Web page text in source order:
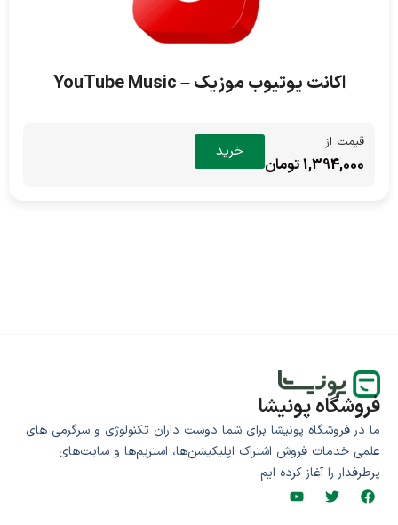
اکانت یوتیوب موزیک – YouTube Music
قیمت از
1,394,000 تومان
خرید
فروشگاه پونیشا
ما در فروشگاه پونیشا برای شما دوست داران تکنولوژی و سرگرمی های
علمی خدمات فروش اشتراک اپلیکیشن‌ها، استریم‌ها و سایت‌های
پرطرفدار را آغاز کرده ایم.